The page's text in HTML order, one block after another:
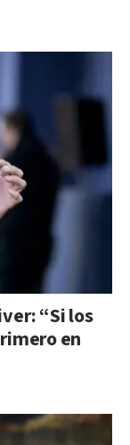
“Si los
en